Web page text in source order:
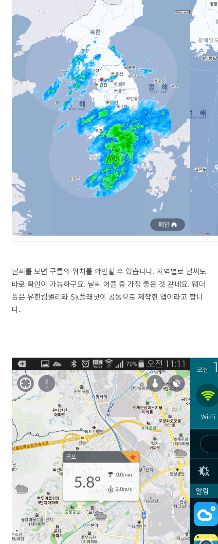
날씨를 보면 구름의 위치를 확인할 수 있습니다. 지역별로 날씨도
바로 확인이 가능하구요. 날씨 어플 중 가장 좋은 것 같네요. 웨더
퐁은 유한킴벌리와 Sk플래닛이 공동으로 제작한 앱이라고 합니
다.